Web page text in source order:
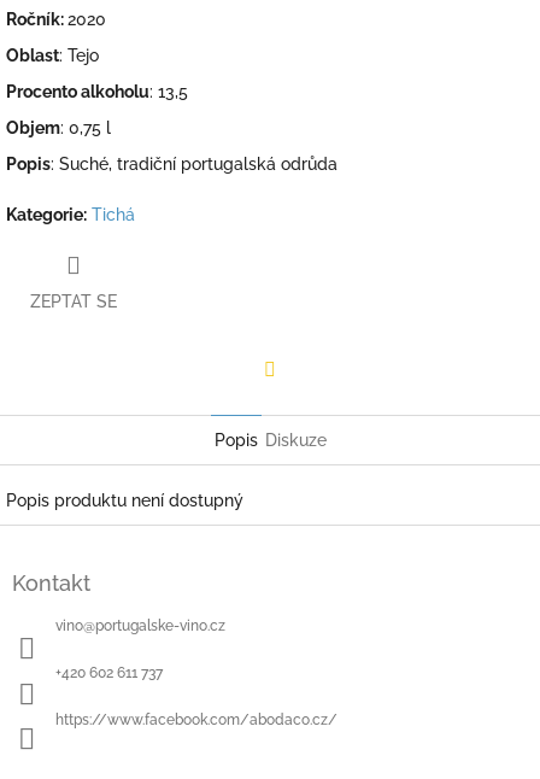
Ročník:2020
Oblast: Tejo
Procento alkoholu: 13,5
Objem: 0,75 l
Popis: Suché, tradiční portugalská odrůda
Kategorie: Tichá
ZEPTAT SE
Popis Diskuze
Popis produktu není dostupný
Kontakt
vino@portugalske-vino.cz
+420 602 611 737
https://www.facebook.com/abodaco.cz/